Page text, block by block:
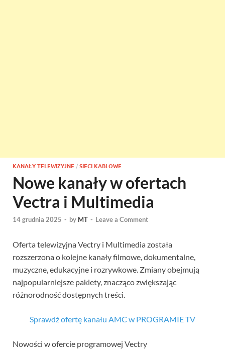
KANAŁY TELEWIZYJNE / SIECI KABLOWE
Nowe kanały w ofertach
Vectra i Multimedia
14 grudnia 2025 - by MT - Leave a Comment
Oferta telewizyjna Vectry i Multimedia została
rozszerzona o kolejne kanały filmowe, dokumentalne,
muzyczne, edukacyjne i rozrywkowe. Zmiany obejmują
najpopularniejsze pakiety, znacząco zwiększając
różnorodność dostępnych treści.
Sprawdź ofertę kanału AMC w PROGRAMIE TV
Nowości w ofercie programowej Vectry